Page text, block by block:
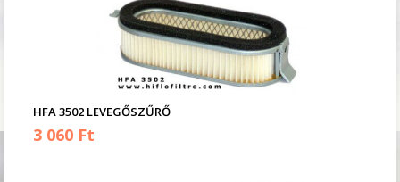
HFA 3502 LEVEGŐSZŰRŐ
3 060 Ft